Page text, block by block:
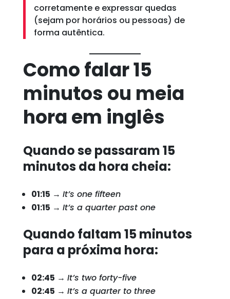
corretamente e expressar quedas
(sejam por horários ou pessoas) de
forma autêntica.
Como falar 15
minutos ou meia
hora em inglês
Quando se passaram 15
minutos da hora cheia:
01:15 → It’s one fifteen
01:15 → It’s a quarter past one
Quando faltam 15 minutos
para a próxima hora:
02:45 → It’s two forty-five
02:45 → It’s a quarter to three